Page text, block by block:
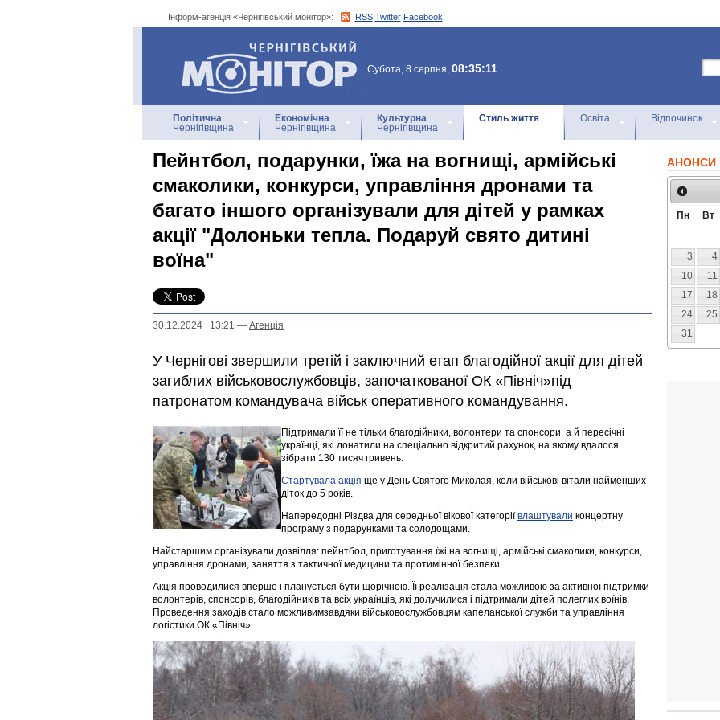
Інформ-агенція «Чернігівський монітор»: RSS Twitter Facebook
Інформ-агенція
«Чернігівський монітор»
Субота, 8 серпня, 08:35:11
Політична
Чернігівщина
Економічна
Чернігівщина
Культурна
Чернігівщина
Стиль життя Освіта Відпочинок
Пейнтбол, подарунки, їжа на вогнищі, армійські
смаколики, конкурси, управління дронами та
багато іншого організували для дітей у рамках
акції "Долоньки тепла. Подаруй свято дитині
воїна"
30.12.2024 13:21 — Агенцiя
У Чернігові звершили третій і заключний етап благодійної акції для дітей
загиблих військовослужбовців, започаткованої ОК «Північ»під
патронатом командувача військ оперативного командування.
Підтримали її не тільки благодійники, волонтери та спонсори, а й пересічні
українці, які донатили на спеціально відкритий рахунок, на якому вдалося
зібрати 130 тисяч гривень.
Стартувала акція ще у День Святого Миколая, коли військові вітали найменших
діток до 5 років.
Напередодні Різдва для середньої вікової категоріївлаштували концертну
програму з подарунками та солодощами.
Найстаршим організували дозвілля: пейнтбол, приготування їжі на вогнищі, армійські смаколики, конкурси,
управління дронами, заняття з тактичної медицини та протимінної безпеки.
Акція проводилися вперше і планується бути щорічною. Її реалізація стала можливою за активної підтримки
волонтерів, спонсорів, благодійників та всіх українців, які долучилися і підтримали дітей полеглих воїнів.
Проведення заходів стало можливимзавдяки військовослужбовцям капеланської служби та управління
логістики ОК «Північ».
АНОНСИ
Пн Вт
3
4
10
11
17
18
24
25
31